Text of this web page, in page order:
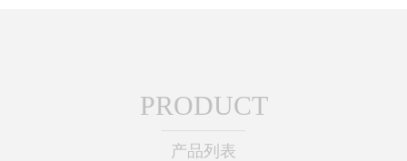
PRODUCT
产品列表